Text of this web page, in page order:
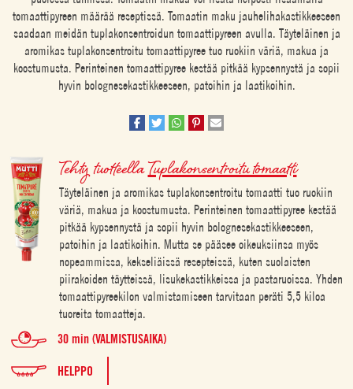
tomaattipyreen määrää reseptissä. Tomaatin maku jauhelihakastikkeeseen
saadaan meidän tuplakonsentroidun tomaattipyreen avulla. Täyteläinen ja
aromikas tuplakonsentroitu tomaattipyree tuo ruokiin väriä, makua ja
koostumusta. Perinteinen tomaattipyree kestää pitkää kypsennystä ja sopii
hyvin bolognesekastikkeeseen, patoihin ja laatikoihin.
Tehty tuotteellaTuplakonsentroitu tomaatti
Täyteläinen ja aromikas tuplakonsentroitu tomaatti tuo ruokiin
väriä, makua ja koostumusta. Perinteinen tomaattipyree kestää
pitkää kypsennystä ja sopii hyvin bolognesekastikkeeseen,
patoihin ja laatikoihin. Mutta se pääsee oikeuksiinsa myös
nopeammissa, kekseliäissä resepteissä, kuten suolaisten
piirakoiden täytteissä, lisukekastikkeissa ja pastaruoissa. Yhden
tomaattipyreekilon valmistamiseen tarvitaan peräti 5,5 kiloa
tuoreita tomaatteja.
30 min (VALMISTUSAIKA)
HELPPO